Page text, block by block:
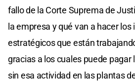
fallo de la Corte Suprema de
la empresa y qué van a hacer los
estratégicos que están
gracias a los cuales puede pagar
sin esa actividad en las plantas